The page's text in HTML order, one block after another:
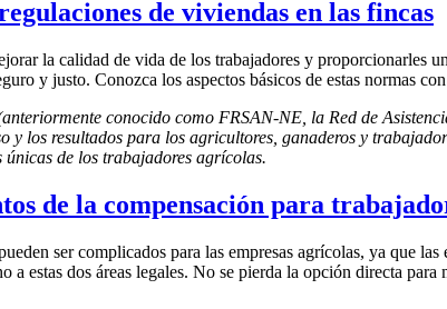
de viviendas en las fincas
la calidad de vida de los trabajadores y proporcionarles
y justo. Conozca los aspectos básicos de estas normas
conocido como FRSAN-NE, la Red de
los resultados para los agricultores, ganaderos y
únicas de los trabajadores agrícolas.
de la compensación para
ser complicados para las empresas agrícolas, ya que
a estas dos áreas legales. No se pierda la opción directa